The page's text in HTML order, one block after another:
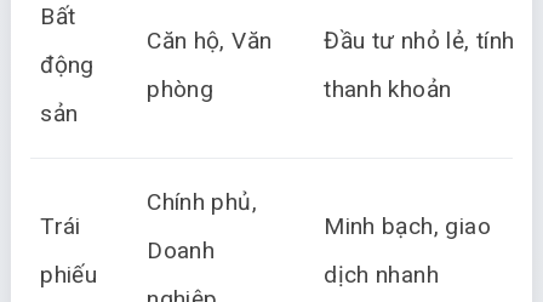
Bất
động
sản
Căn hộ, Văn
phòng
Đầu tư nhỏ lẻ, tính
thanh khoản
Trái
phiếu
Chính phủ,
Doanh
Minh bạch, giao
dịch nhanh